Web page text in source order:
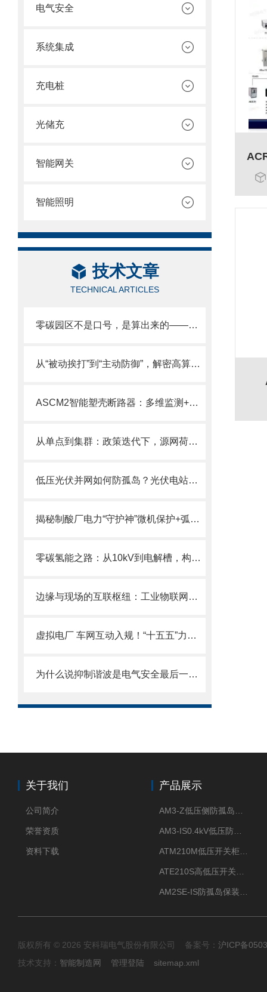
电气安全
系统集成
充电桩
光储充
智能网关
智能照明
技术文章
TECHNICAL ARTICLES
零碳园区不是口号，是算出来的——从容量规划到实时调度，全链路拆解
从“被动挨打”到“主动防御”，解密高算力时代数据中心安全供电方案
ASCM2智能塑壳断路器：多维监测+远程管控，赋能低压配电智能化升级
从单点到集群：政策迭代下，源网荷储微电网如何适配绿电直连？
低压光伏并网如何防孤岛？光伏电站并网不再怕“失联”：防孤岛保护方案详解
揭秘制酸厂电力“守护神”微机保护+弧光监测实现毫秒级故障切除
零碳氢能之路：从10kV到电解槽，构建安全高效的整流供电体系
边缘与现场的互联枢纽：工业物联网网关的协议解构与数据治理逻辑
虚拟电厂 车网互动入规！“十五五”力推灵活负荷，打造零碳园区
为什么说抑制谐波是电气安全最后一道关？深度拆解新国标下的安防保护器产品
关于我们
公司简介
荣誉资质
资料下载
产品展示
版权所有 © 2026 安科瑞电气股份有限公司 备案号： 沪ICP备
技术支持： 智能制造网 管理登陆 sitemap.xml